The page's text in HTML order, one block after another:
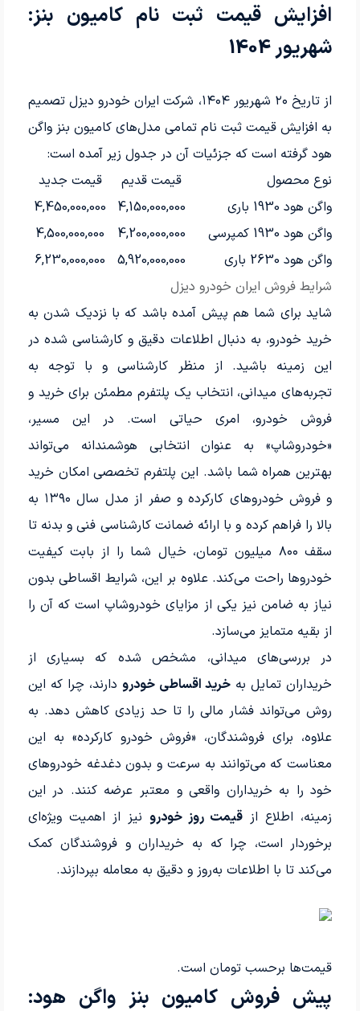
افزایش قیمت ثبت نام کامیون بنز:
شهریور 1404
از تاریخ ۲۰ شهریور ۱۴۰۴، شرکت ایران خودرو دیزل تصمیم
به افزایش قیمت ثبت نام تمامی مدل‌های کامیون بنز واگن
هود گرفته است که جزئیات آن در جدول زیر آمده است:
شرایط فروش ایران خودرو دیزل
نوع محصول قیمت قدیم
قیمت جدید
واگن هود 1930 باری
4,150,000,000
4,450,000,000
واگن هود 1930 کمپرسی
4,200,000,000
4,500,000,000
واگن هود 2630 باری
5,920,000,000
6,230,000,000
شاید برای شما هم پیش آمده باشد که با نزدیک شدن به
خرید خودرو، به دنبال اطلاعات دقیق و کارشناسی شده در
این زمینه باشید. از منظر کارشناسی و با توجه به
تجربه‌های میدانی، انتخاب یک پلتفرم مطمئن برای خرید و
فروش خودرو، امری حیاتی است. در این مسیر،
«خودروشاپ» به عنوان انتخابی هوشمندانه می‌تواند
بهترین همراه شما باشد. این پلتفرم تخصصی امکان خرید
و فروش خودروهای کارکرده و صفر از مدل سال ۱۳۹۰ به
بالا را فراهم کرده و با ارائه ضمانت کارشناسی فنی و بدنه تا
سقف ۸۰۰ میلیون تومان، خیال شما را از بابت کیفیت
خودروها راحت می‌کند. علاوه بر این، شرایط اقساطی بدون
نیاز به ضامن نیز یکی از مزایای خودروشاپ است که آن را
از بقیه متمایز می‌سازد.
در بررسی‌های میدانی، مشخص شده که بسیاری از
خریداران تمایل بهخرید اقساطی خودرودارند، چرا که این
روش می‌تواند فشار مالی را تا حد زیادی کاهش دهد. به
علاوه، برای فروشندگان، «فروش خودرو کارکرده» به این
معناست که می‌توانند به سرعت و بدون دغدغه خودروهای
خود را به خریداران واقعی و معتبر عرضه کنند. در این
زمینه، اطلاع از قیمت روز خودرو نیز از اهمیت ویژه‌ای
برخوردار است، چرا که به خریداران و فروشندگان کمک
می‌کند تا با اطلاعات به‌روز و دقیق به معامله بپردازند.
قیمت‌ها برحسب تومان است.
پیش فروش کامیون بنز واگن هود: